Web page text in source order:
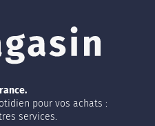
pour vos achats :
services.